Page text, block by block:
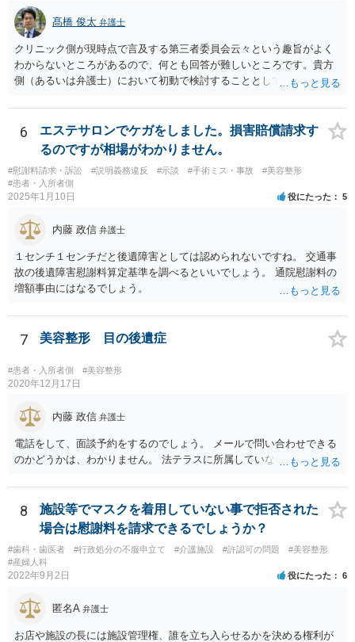
髙橋 俊太 弁護士
クリニック側が現時点で言及する第三者委員会云々という趣旨がよく
わからないところがあるので、何とも回答が難しいところです。貴方
側（あるいは弁護士）において初動で検討することとしては、クリニ
医師意見聴取などが考えられるかと思います。それらを踏まえてクリ
ニック側の過失を肯定できそうであれば、クリニックに対して具体的
に損害賠償請求をしていくことになります。
6
エステサロンでケガをしました。損害賠償請求す
るのですが相場がわかりません。
#慰謝料請求・訴訟 #説明義務違反 #示談 #手術ミス・事故
#美容整形
#患者・入所者側
2025年1月10日 役にたった 5
内藤 政信 弁護士
１センチ１センチだと後遺障害としては認められないですね。 交通事
故の後遺障害慰謝料算定基準を調べるといいでしょう。 通院慰謝料の
増額事由にはなるでしょう。
7 美容整形 目の後遺症
#患者・入所者側 #美容整形
2020年12月17日
内藤 政信 弁護士
電話をして、面談予約をするのでしょう。 メールで問い合わせできる
のかどうかは、わかりません。 法テラスに所属していないので。
8
施設等でマスクを着用していない事で拒否された
場合は慰謝料を請求できるでしょうか？
#歯科・歯医者 #行政処分の不服申立て #介護施設 #許認可の問題
#美容整形
#産婦人科
2022年9月2日 役にたった 6
匿名A 弁護士
お店や施設の長には施設管理権、誰を立ち入らせるかを決める権利が